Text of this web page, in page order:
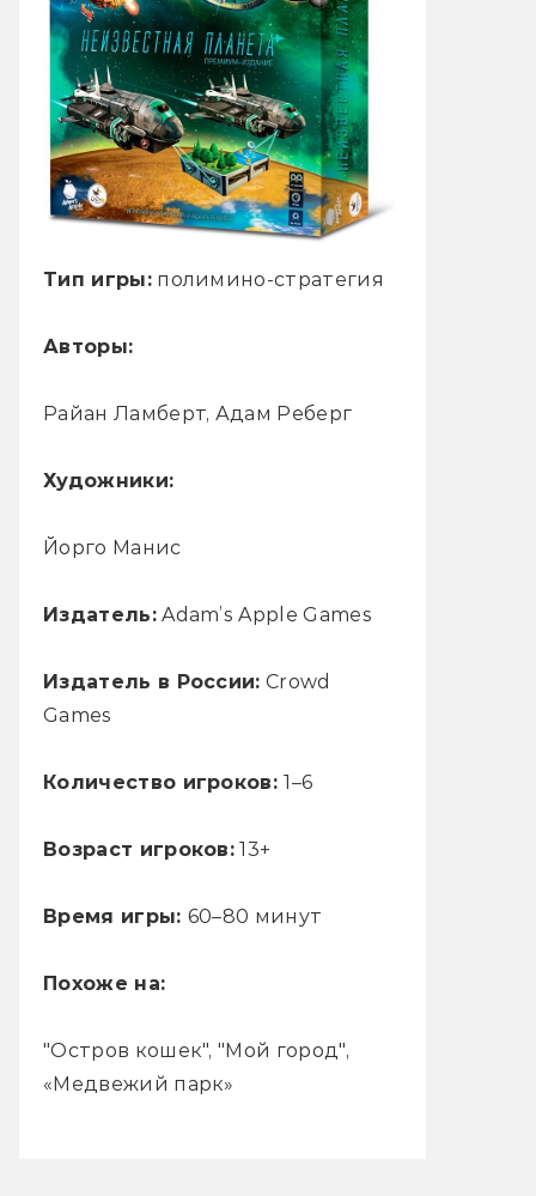
Тип игры:полимино-стратегия
Авторы:
Райан Ламберт, Адам Реберг
Художники:
Йорго Манис
Издатель:Adam’s Apple Games
Издатель в России: Crowd
Games
Количество игроков:1–6
Возраст игроков: 13+
Время игры: 60–80 минут
Похоже на:
"Остров кошек", "Мой город",
«Медвежий парк»